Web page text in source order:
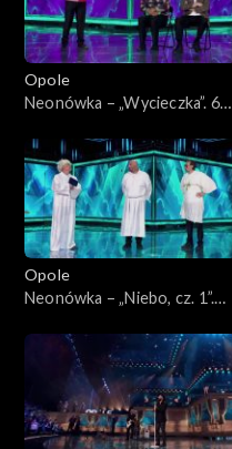
Opole
Neonówka – „Wycieczka”. 63.
Nówka
Opole
Neonówka – „Niebo, cz. 1”.
Neo-Nówka